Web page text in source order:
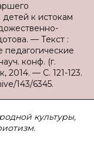
к истокам
— Текст :
конф. (г.
2014. — С. 121-123.
143/6345.
культуры,